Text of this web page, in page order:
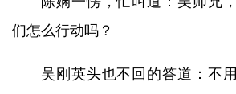
们怎么行动吗？
吴刚英头也不回的答道：不